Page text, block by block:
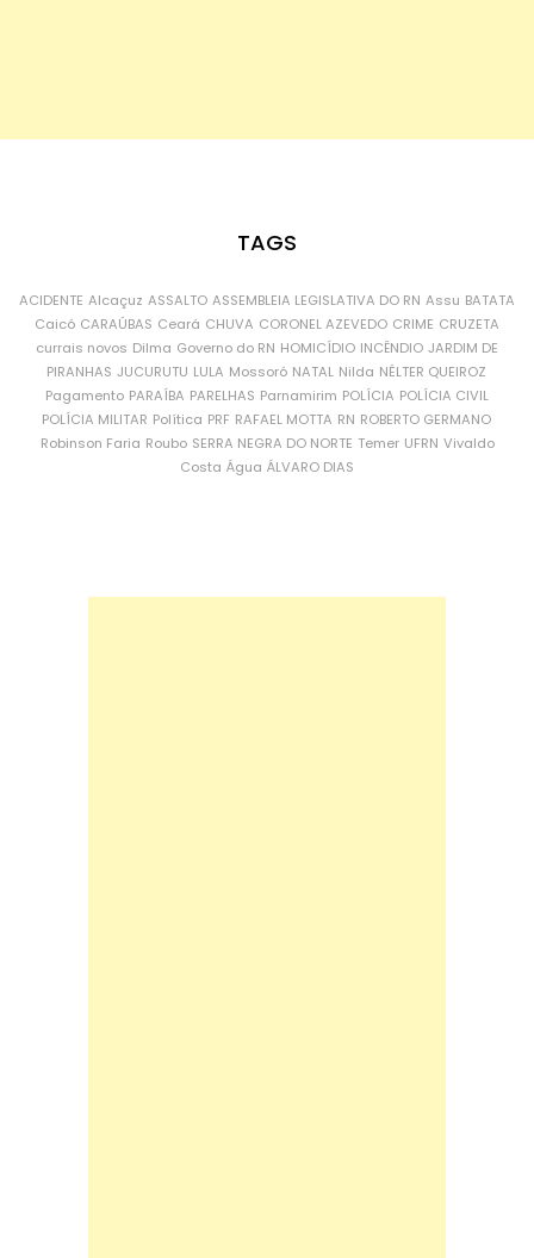
TAGS
ACIDENTE Alcaçuz ASSALTO ASSEMBLEIA LEGISLATIVA DO RN Assu BATATA
Caicó CARAÚBAS Ceará CHUVA CORONEL AZEVEDO CRIME CRUZETA
currais novos Dilma Governo do RN HOMICÍDIO INCÊNDIO JARDIM DE
PIRANHAS JUCURUTU LULA Mossoró NATAL Nilda NÉLTER QUEIROZ
Pagamento PARAÍBA PARELHAS Parnamirim POLÍCIA POLÍCIA CIVIL
POLÍCIA MILITAR Política PRF RAFAEL MOTTA RN ROBERTO GERMANO
Robinson Faria Roubo SERRA NEGRA DO NORTE Temer UFRN Vivaldo
Costa Água ÁLVARO DIAS